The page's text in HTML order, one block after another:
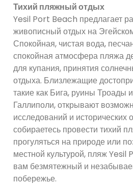
Тихий пляжный отдых
Yesil Port Beach предлагает
живописный отдых на
Спокойная, чистая вода,
спокойная атмосфера пляжа
для купания, принятия
отдыха. Близлежащие
такие как Бига, руины Троады
Галлиполи, открывают
исследований и исторических
собираетесь провести тихий
прогуляться на природе или
местной культурой, пляж
вам безмятежный и
побережье.